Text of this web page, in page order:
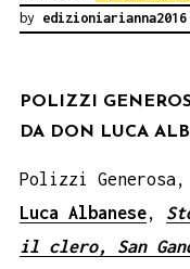
by edizioniarianna2016
POLIZZI
DA DON LUCA
Polizzi
Luca Albanese,
il clero, San